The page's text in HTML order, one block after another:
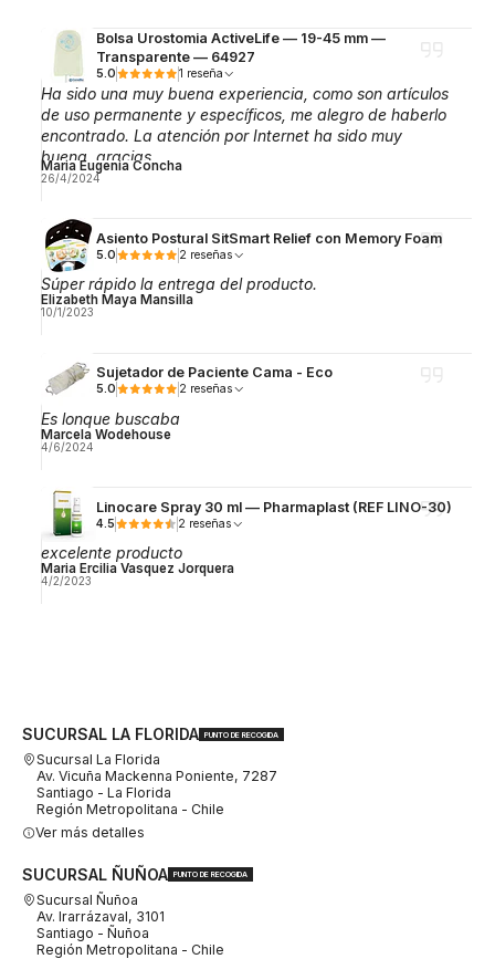
Bolsa Urostomia ActiveLife — 19-45 mm —
Transparente — 64927
5.0 1 reseña
Ha sido una muy buena experiencia, como son artículos
de uso permanente y específicos, me alegro de haberlo
encontrado. La atención por Internet ha sido muy
buena, gracias.
Maria Eugenia Concha
26/4/2024
Asiento Postural SitSmart Relief con Memory Foam
5.0 2 reseñas
Súper rápido la entrega del producto.
Elizabeth Maya Mansilla
10/1/2023
Sujetador de Paciente Cama - Eco
5.0 2 reseñas
Es lonque buscaba
Marcela Wodehouse
4/6/2024
Linocare Spray 30 ml — Pharmaplast (REF LINO-30)
4.5 2 reseñas
excelente producto
Maria Ercilia Vasquez Jorquera
4/2/2023
SUCURSAL LA FLORIDA PUNTO DE RECOGIDA
Sucursal La Florida
Av. Vicuña Mackenna Poniente, 7287
Santiago - La Florida
Región Metropolitana - Chile
Ver más detalles
SUCURSAL ÑUÑOA PUNTO DE RECOGIDA
Sucursal Ñuñoa
Av. Irarrázaval, 3101
Santiago - Ñuñoa
Región Metropolitana - Chile